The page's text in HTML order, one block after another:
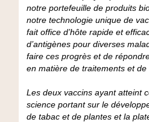
notre portefeuille de produits
notre technologie unique de
fait office d’hôte rapide et
d’antigènes pour diverses
faire ces progrès et de
en matière de traitements et de
Les deux vaccins ayant atteint
science portant sur le
de tabac et de plantes et la